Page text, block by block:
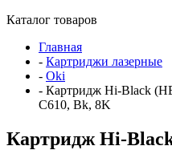
Каталог товаров
Главная
- Картриджи лазерные
- Oki
- Картридж Hi-Black
C610, Bk, 8K
Картридж Hi-